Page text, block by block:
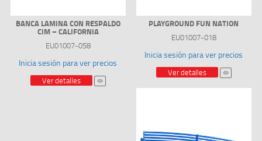
BANCA LAMINA CON RESPALDO
CIM – CALIFORNIA
EU01007-058
Inicia sesión para ver precios
Ver detalles
PLAYGROUND FUN NATION
EU01007-018
Inicia sesión para ver precios
Ver detalles